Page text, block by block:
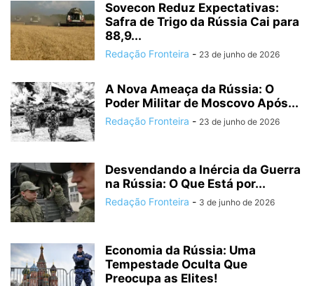
Sovecon Reduz Expectativas:
Safra de Trigo da Rússia Cai para
88,9...
Redação Fronteira - 23 de junho de 2026
A Nova Ameaça da Rússia: O
Poder Militar de Moscovo Após...
Redação Fronteira - 23 de junho de 2026
Desvendando a Inércia da Guerra
na Rússia: O Que Está por...
Redação Fronteira - 3 de junho de 2026
Economia da Rússia: Uma
Tempestade Oculta Que
Preocupa as Elites!